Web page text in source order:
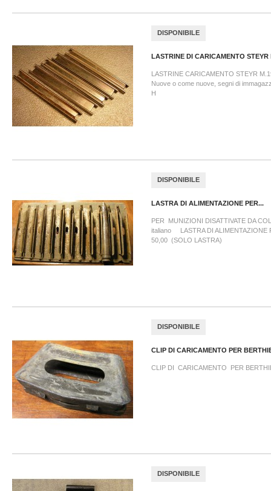
DISPONIBILE
LASTRINE DI CARICAMENTO STEYR
LASTRINE CARICAMENTO STEYR
Nuove o come nuove, segni di
H
DISPONIBILE
LASTRA DI ALIMENTAZIONE PER...
PER MUNIZIONI DISATTIVATE DA
italiano LASTRA DI ALIMENTAZIONE
50,00 (SOLO LASTRA)
DISPONIBILE
CLIP DI CARICAMENTO PER
CLIP DI CARICAMENTO PER
DISPONIBILE